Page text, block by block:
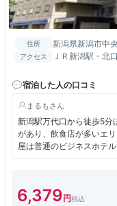
住所 新潟県新潟市中
アクセス
ＪＲ新潟駅・北
宿泊した人の口コミ
まるも
新潟駅万代口から徒歩5分
があり、飲食店が多いエ
屋は普通のビジネスホテ
はまずます。「寝るだけ
6,379